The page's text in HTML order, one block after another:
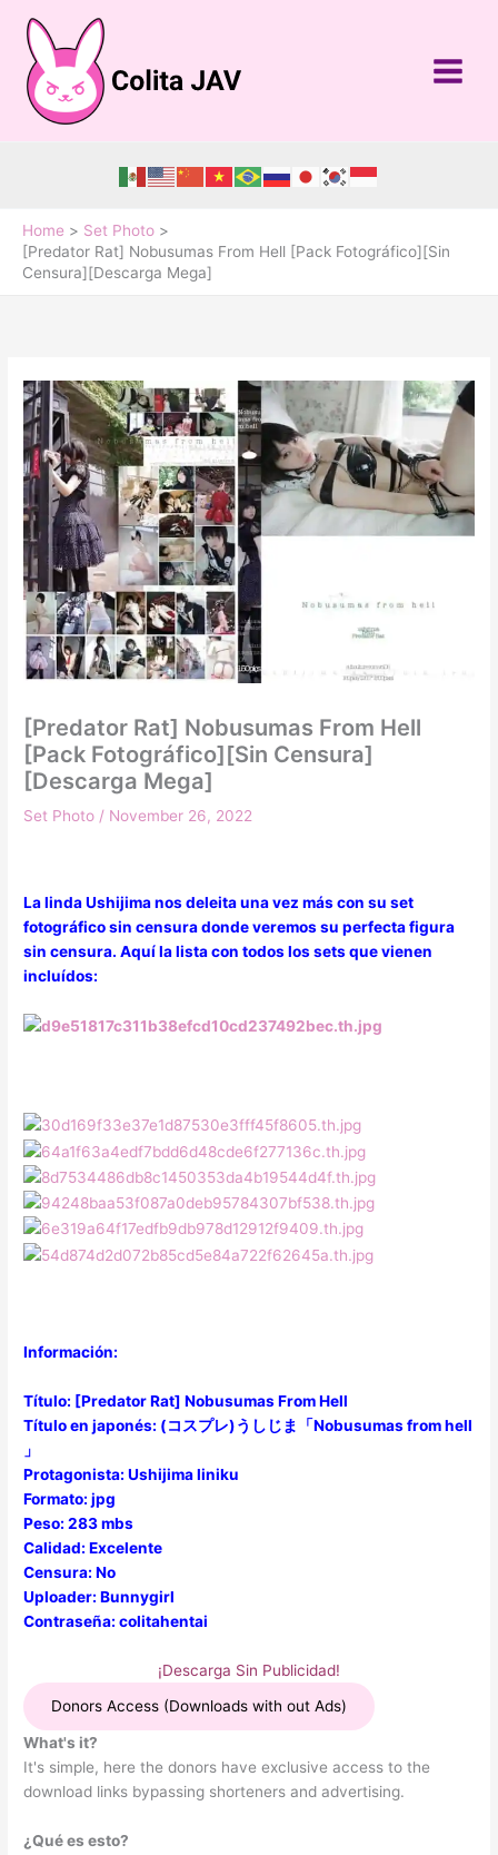
content
Home
Set Photo
[Predator Rat] Nobusumas From Hell [Pack Fotográfico][Sin
Censura][Descarga Mega]
[Predator Rat] Nobusumas From Hell
[Pack Fotográfico][Sin Censura]
[Descarga Mega]
Set Photo / November 26, 2022
La linda Ushijima nos deleita una vez más con su set
fotográfico sin censura donde veremos su perfecta figura
sin censura. Aquí la lista con todos los sets que vienen
incluídos:
Información:
Título: [Predator Rat] Nobusumas From Hell
Título en japonés: (コスプレ)うしじま「Nobusumas from hell
」
Protagonista: Ushijima liniku
Formato: jpg
Peso: 283 mbs
Calidad: Excelente
Censura: No
Uploader: Bunnygirl
Contraseña: colitahentai
¡Descarga Sin Publicidad!
Donors Access (Downloads with out Ads)
What's it?
It's simple, here the donors have exclusive access to the
download links bypassing shorteners and advertising.
¿Qué es esto?